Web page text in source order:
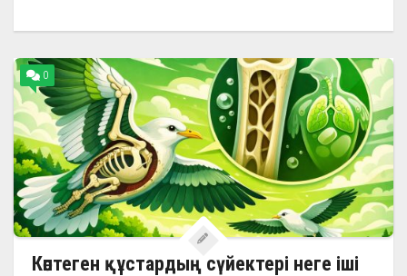
0
Көптеген құстардың сүйектері неге іші